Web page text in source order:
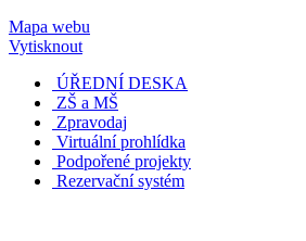
Mapa webu
Vytisknout
ÚŘEDNÍ DESKA
ZŠ a MŠ
Zpravodaj
Virtuální prohlídka
Podpořené projekty
Rezervační systém